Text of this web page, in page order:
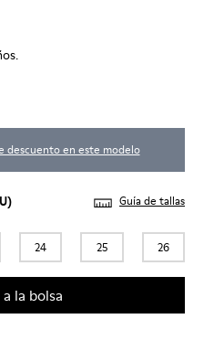
descuento en este modelo
Guía de tallas
24 25 26
la bolsa